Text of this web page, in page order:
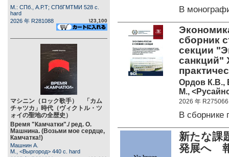
М.: СПб., А.Р.Т; СПбГМТМИ 528 c.
hard
2026 年 R281088
\23,100
マシニン（ロック歌手） 「カム
チャツカ」時代（ヴィクトル・ツ
ォイの聖地の全歴史）
Время "Камчатки"./ ред. О.
Машнина. (Возьми мое сердце,
Камчатка!)
Машнин А.
М., <Выргород> 440 c. hard
В
сборник
секции
санкций"
Ордов К.В.,
М.,
2026 年 R275066
В сборнике
新たな課
発展へ